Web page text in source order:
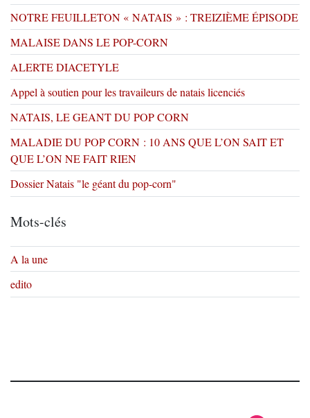
NOTRE FEUILLETON « NATAIS » : TREIZIÈME ÉPISODE
MALAISE DANS LE POP-CORN
ALERTE DIACETYLE
Appel à soutien pour les travaileurs de natais licenciés
NATAIS, LE GEANT DU POP CORN
MALADIE DU POP CORN : 10 ANS QUE L’ON SAIT ET
QUE L’ON NE FAIT RIEN
Dossier Natais "le géant du pop-corn"
Mots-clés
A la une
edito